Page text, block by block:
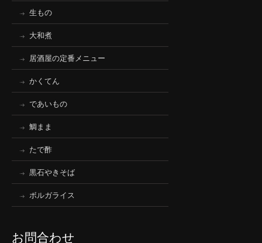
生もの
大和煮
居酒屋の定番メニュー
かくてん
であいもの
鯛まま
たで酢
黒石やきそば
ボルガライス
お問合わせ